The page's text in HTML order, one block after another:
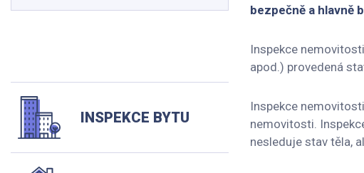
INSPEKCE BYTU
bezpečně a hlavně
Inspekce
apod.) provedená
Inspekce
nemovitosti.
nesleduje stav těla,